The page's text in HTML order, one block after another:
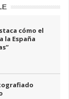
cómo el
la España